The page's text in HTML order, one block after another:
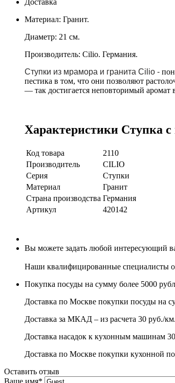
Материал: Гранит.
Диаметр: 21 см.
Производитель: Cilio. Германия.
Ступки из мрамора и гранита Cilio -
пестика в том, что они позволяют
— так достигается неповторимый аромат
Характеристики Ступка
Код товара
2110
Производитель
CILIO
Серия
Ступки
Материал
Гранит
Страна производства Германия
Артикул
420142
Вы можете задать любой интересующий
Наши квалифицированные специалисты
Покупка посуды на сумму более 5000
Доставка по Москве покупки посуды на
Доставка за МКАД – из расчета 30 руб./км.
Доставка насадок к кухонным машинам
Доставка по Москве покупки кухонной
Оставить отзыв
Ваше имя*